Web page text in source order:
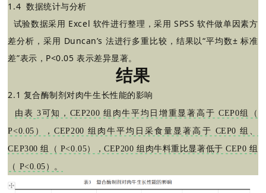
1.4 数据统计与分析
试验数据采用 Excel 软件进行整理，采用 SPSS 软件做单因素方
差分析，采用 Duncan’s 法进行多重比较，结果以“平均数± 标准
差”表示，P<0.05 表示差异显著。
结果
2.1 复合酶制剂对肉牛生长性能的影响
由表 3可知，CEP200 组肉牛平均日增重显著高于 CEP0组（
P<0.05），CEP200 组肉牛平均日采食量显著高于 CEP0 组、
CEP300 组（ P<0.05），CEP200 组肉牛料重比显著低于 CEP0 组
（ P<0.05）。